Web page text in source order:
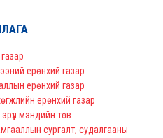
ерөнхий газар
ерөнхий газар
ерөнхий газар
мэндийн төв
сургалт, судалгааны